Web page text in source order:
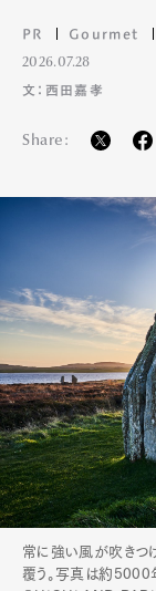
PR Gourmet
2026.07.28
文：西田嘉孝
Share:
常に強い風が吹きつ
覆う。写真は約5000年